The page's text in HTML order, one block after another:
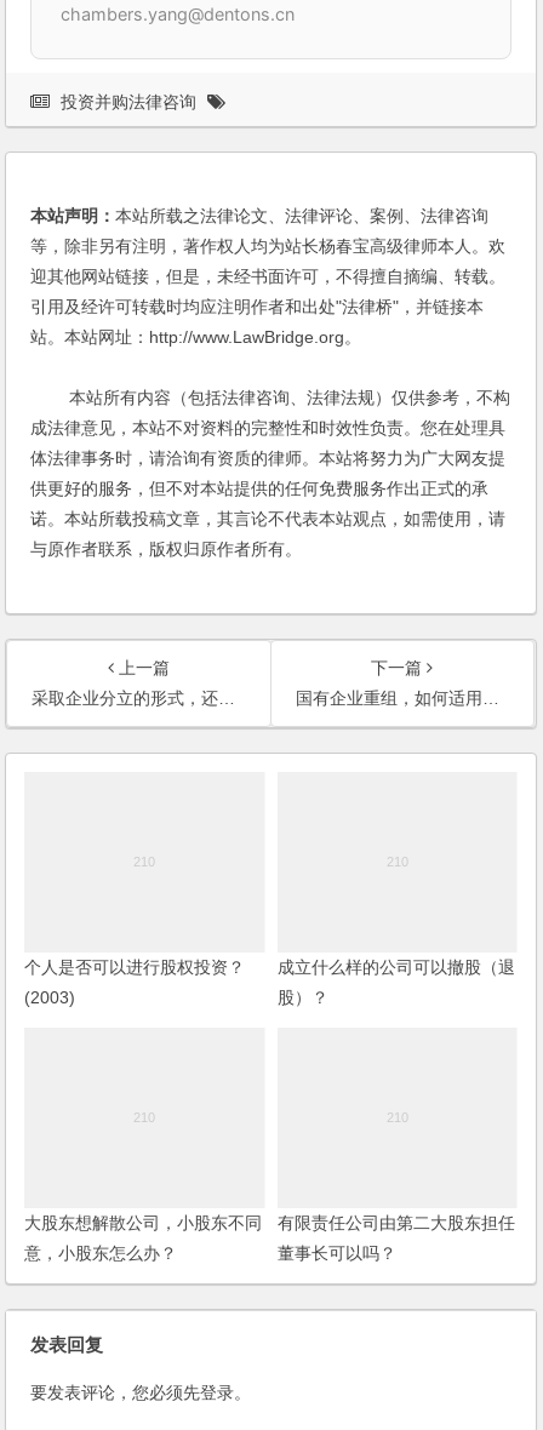
chambers.yang@dentons.cn
投资并购法律咨询
本站声明：本站所载之法律论文、法律评论、案例、法律咨询
等，除非另有注明，著作权人均为站长杨春宝高级律师本人。欢
迎其他网站链接，但是，未经书面许可，不得擅自摘编、转载。
引用及经许可转载时均应注明作者和出处"法律桥"，并链接本
站。本站网址：http://www.LawBridge.org。
本站所有内容（包括法律咨询、法律法规）仅供参考，不构
成法律意见，本站不对资料的完整性和时效性负责。您在处理具
体法律事务时，请洽询有资质的律师。本站将努力为广大网友提
供更好的服务，但不对本站提供的任何免费服务作出正式的承
诺。本站所载投稿文章，其言论不代表本站观点，如需使用，请
与原作者联系，版权归原作者所有。
上一篇
采取企业分立的形式，还是设立子公司的形式，哪种方法更便捷？
下一篇
国有企业重组，如何适用增资扩股（股权转让）的操作方法？
个人是否可以进行股权投资？
(2003)
成立什么样的公司可以撤股（退
股）？
大股东想解散公司，小股东不同
意，小股东怎么办？
有限责任公司由第二大股东担任
董事长可以吗？
发表回复
要发表评论，您必须先登录。